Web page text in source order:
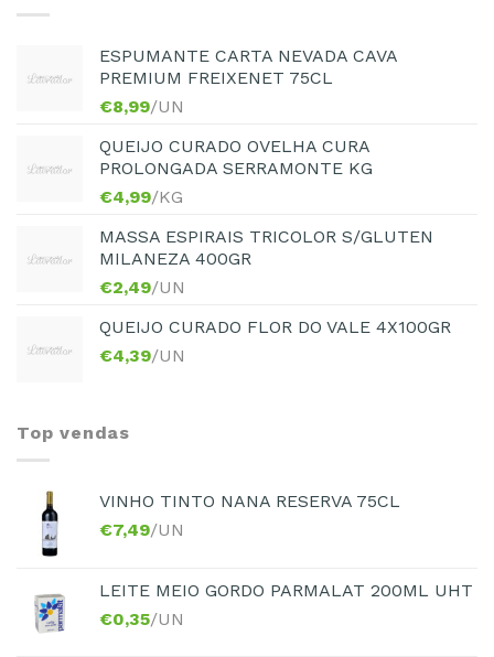
ESPUMANTE CARTA NEVADA CAVA
PREMIUM FREIXENET 75CL
€8,99/UN
QUEIJO CURADO OVELHA CURA
PROLONGADA SERRAMONTE KG
€4,99/KG
MASSA ESPIRAIS TRICOLOR S/GLUTEN
MILANEZA 400GR
€2,49/UN
QUEIJO CURADO FLOR DO VALE 4X100GR
€4,39/UN
Top vendas
VINHO TINTO NANA RESERVA 75CL
€7,49/UN
LEITE MEIO GORDO PARMALAT 200ML UHT
€0,35/UN